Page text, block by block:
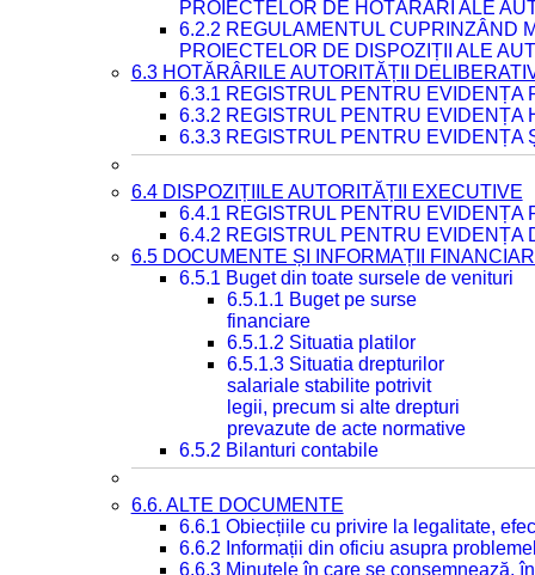
PROIECTELOR DE HOTĂRÂRI ALE
6.2.2 REGULAMENTUL CUPRINZÂND
PROIECTELOR DE DISPOZIȚII ALE
6.3 HOTĂRÂRILE AUTORITĂȚII
6.3.1 REGISTRUL PENTRU EVIDENȚA
6.3.2 REGISTRUL PENTRU EVIDENȚA
6.3.3 REGISTRUL PENTRU EVIDENȚA
6.4 DISPOZIȚIILE AUTORITĂȚII EXECUTIVE
6.4.1 REGISTRUL PENTRU EVIDENȚA
6.4.2 REGISTRUL PENTRU EVIDENȚA
6.5 DOCUMENTE ȘI INFORMAȚII
6.5.1 Buget din toate sursele de venituri
6.5.1.1 Buget pe surse
financiare
6.5.1.2 Situatia platilor
6.5.1.3 Situatia drepturilor
salariale stabilite potrivit
legii, precum si alte drepturi
prevazute de acte normative
6.5.2 Bilanturi contabile
6.6. ALTE DOCUMENTE
6.6.1 Obiecțiile cu privire la legalitate,
6.6.2 Informații din oficiu asupra
6.6.3 Minutele în care se consemnează,